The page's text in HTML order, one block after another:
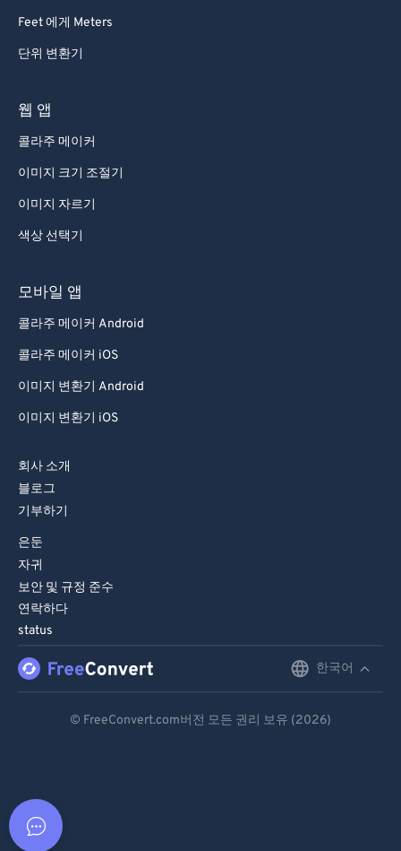
Feet 에게 Meters
단위 변환기
웹 앱
콜라주 메이커
이미지 크기 조절기
이미지 자르기
색상 선택기
모바일 앱
콜라주 메이커 Android
콜라주 메이커 iOS
이미지 변환기 Android
이미지 변환기 iOS
회사 소개
블로그
기부하기
은둔
자귀
보안 및 규정 준수
연락하다
status
한국어
© FreeConvert.com버전 모든 권리 보유 (2026)